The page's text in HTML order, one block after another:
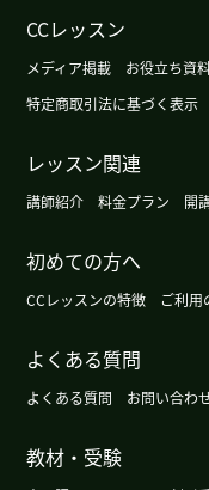
新年快乐
レッスンありがと
プロードが遅くな
い致します。 谢谢
评论。 课程真的
ご指導ありがとう
谢谢您( 30代 女性 )
CCレッスン
メディア掲載 お役立ち資
特定商取引法に基づく表示
レッスン関連
講師紹介 料金プラン 開
初めての方へ
CCレッスンの特徴 ご利用
よくある質問
よくある質問 お問い合わ
教材・受験